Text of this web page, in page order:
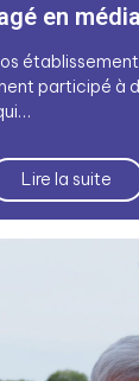
en
participé à
Lire la suite